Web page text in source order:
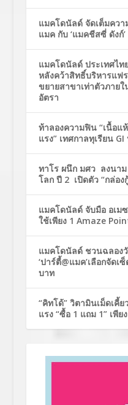
แมคโดนัลด์ จัดเต็มคว
แมค กับ ‘แมคชีสซี่ ดังก์
แมคโดนัลด์ ประเทศไท
หลังคว้าสิทธิ์บริหารแฟ
ขยายสาขาเท่าตัวภายใ
อัตรา
ท้าลองความฟิน “เนื้อ
แรง” เทศกาลทุเรียน
ทาโร ผนึก มศว ลงนา
โลก ปี 2 เปิดตัว “กล่อ
แมคโดนัลด์ จับมือ อเม
ใช้เพียง 1 Amaze
แมคโดนัลด์ ชวนฉลอง
‘ปาร์ตี้@แมค’เลือกจัดเ
บาท
“คิทโด้” วิตามินเม็ดเคี้
แรง “ซื้อ 1 แถม 1” เพีย